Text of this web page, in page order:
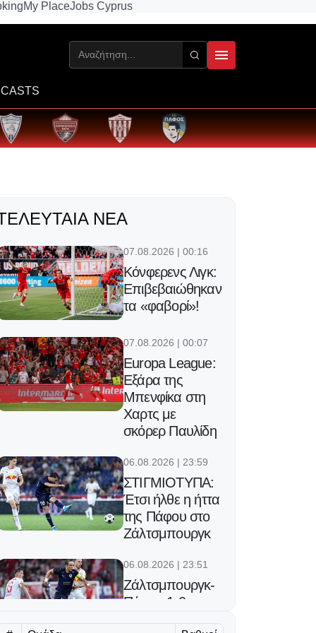
My PlaceJobs Cyprus
ΝΈΑ
07.08.2026 | 00:16
Κόνφερενς Λιγκ:
Επιβεβαιώθηκαν
τα «φαβορί»!
07.08.2026 | 00:07
Europa League:
Εξάρα της
Μπενφίκα στη
Χαρτς με
σκόρερ Παυλίδη
06.08.2026 | 23:59
ΣΤΙΓΜΙΟΤΥΠΑ:
Έτσι ήλθε η ήττα
της Πάφου στο
Ζάλτσμπουργκ
06.08.2026 | 23:51
Ζάλτσμπουργκ-
Πάφος 1-0: